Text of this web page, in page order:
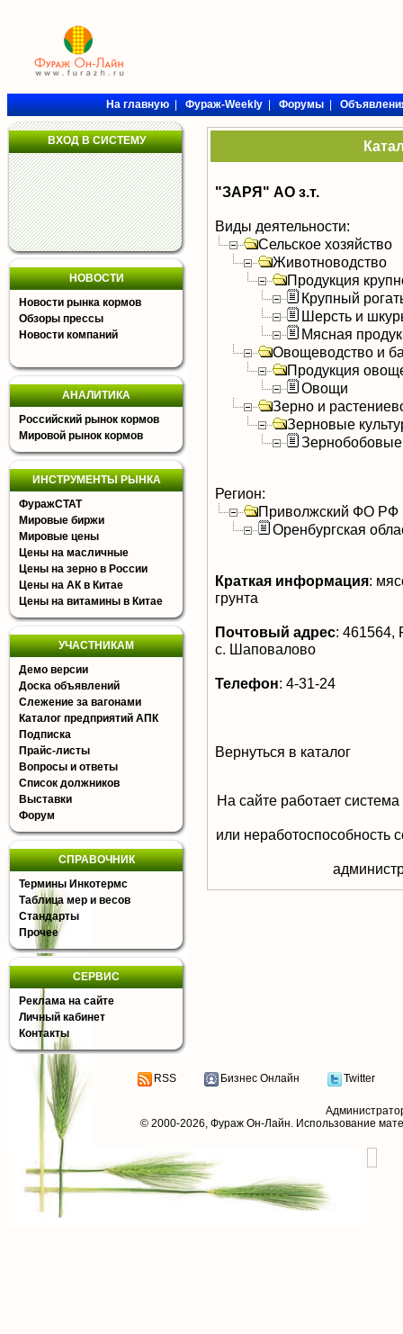
На главную|Фураж-Weekly|Форумы|
ВХОД В СИСТЕМУ
НОВОСТИ
Новости рынка кормов
Обзоры прессы
Новости компаний
АНАЛИТИКА
Российский рынок кормов
Мировой рынок кормов
ИНСТРУМЕНТЫ РЫНКА
ФуражСТАТ
Мировые биржи
Мировые цены
Цены на масличные
Цены на зерно в России
Цены на АК в Китае
Цены на витамины в Китае
УЧАСТНИКАМ
Демо версии
Доска объявлений
Слежение за вагонами
Каталог предприятий АПК
Подписка
Прайс-листы
Вопросы и ответы
Список должников
Выставки
Форум
СПРАВОЧНИК
Термины Инкотермс
Таблица мер и весов
Стандарты
Прочее
СЕРВИС
Реклама на сайте
Личный кабинет
Контакты
"ЗАРЯ" АО з.т.
Виды деятельности:
Сельское хозяйство
Животноводство
Продукция
Крупный
Шерсть и
Мясная
Овощеводство и
Продукция
Овощи
Зерно и
Зерновые
Зернобобовые
Регион:
Приволжский ФО РФ
Оренбургская
Краткая информация:
грунта
Почтовый адрес: 461564,
с. Шаповалово
Телефон: 4-31-24
Вернуться в каталог
На сайте работает
или неработоспособность
RSS Бизнес Онлайн Twitter
© 2000-2026, Фураж Он-Лайн. Использование